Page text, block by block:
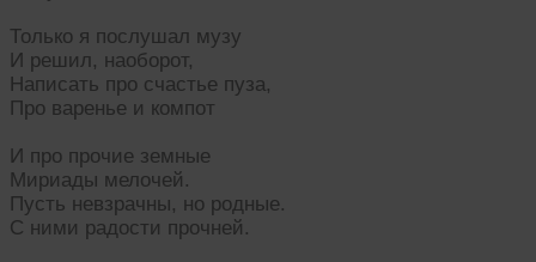
Только я послушал музу
И решил, наоборот,
Написать про счастье пуза,
Про варенье и компот
И про прочие земные
Мириады мелочей.
Пусть невзрачны, но родные.
С ними радости прочней.